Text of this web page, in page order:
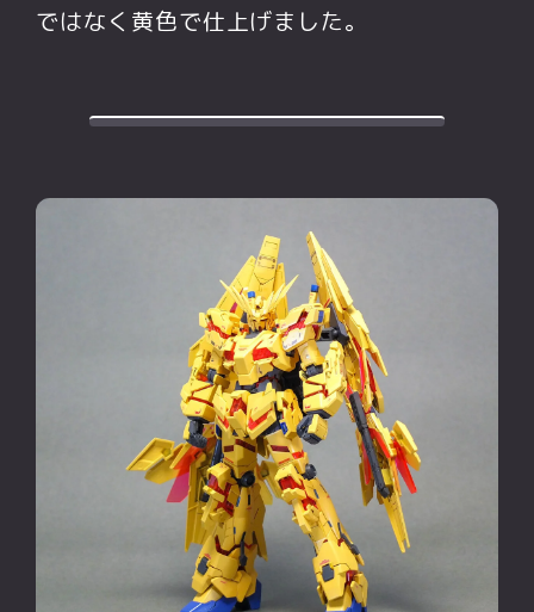
ではなく黄色で仕上げました。